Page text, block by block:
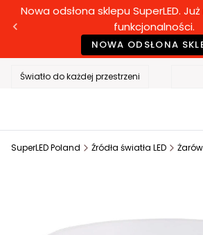
Nowa odsłona sklepu SuperLED.
funkcjonalności.
NOWA ODSŁONA
Światło do każdej przestrzeni
SuperLED Poland Źródła światła LED